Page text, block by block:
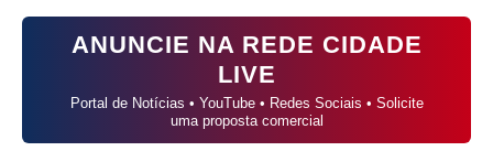
ANUNCIE NA REDE CIDADE
LIVE
Portal de Notícias • YouTube • Redes Sociais • Solicite
uma proposta comercial